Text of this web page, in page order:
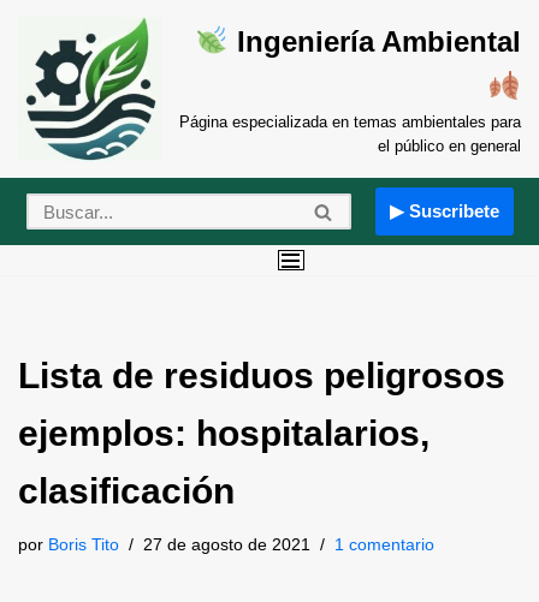
Saltar
al
contenido
Ingeniería Ambiental
Página especializada en temas ambientales para
el público en general
▶ Suscribete
Lista de residuos peligrosos
ejemplos: hospitalarios,
clasificación
por Boris Tito 27 de agosto de 2021 1 comentario